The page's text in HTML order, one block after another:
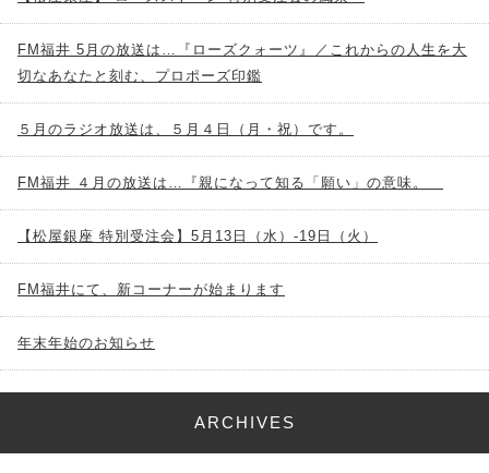
FM福井 5月の放送は…『ローズクォーツ』／これからの人生を大
切なあなたと刻む、プロポーズ印鑑
５月のラジオ放送は、５月４日（月・祝）です。
FM福井 ４月の放送は…『親になって知る「願い」の意味。
【松屋銀座 特別受注会】5月13日（水）-19日（火）
FM福井にて、新コーナーが始まります
年末年始のお知らせ
ARCHIVES